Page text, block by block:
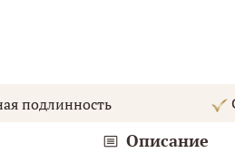
подлинность
Описание